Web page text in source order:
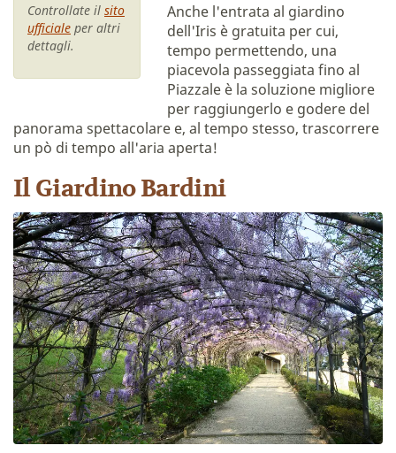
Controllate il sito
ufficiale per altri
dettagli.
Anche l'entrata al giardino
dell'Iris è gratuita per cui,
tempo permettendo, una
piacevola passeggiata fino al
Piazzale è la soluzione migliore
per raggiungerlo e godere del
panorama spettacolare e, al tempo stesso, trascorrere
un pò di tempo all'aria aperta!
Il Giardino Bardini